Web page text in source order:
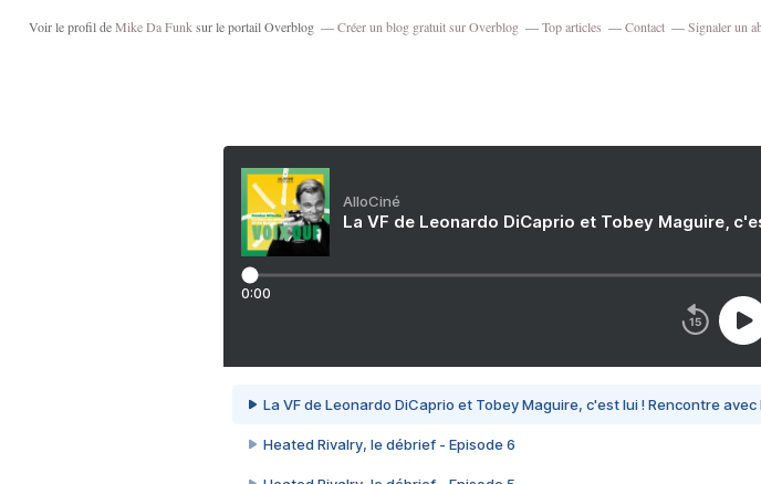
Voir le profil deMike Da Funk sur le portail Overblog Créer un blog gratuit sur Overblog Top articles Contact Signaler un
AlloCiné
La VF de Leonardo DiCaprio et Tobey Maguire,
0:00
La VF de Leonardo DiCaprio et Tobey Maguire, c'est lui ! Rencontre
Heated Rivalry, le débrief - Episode 6